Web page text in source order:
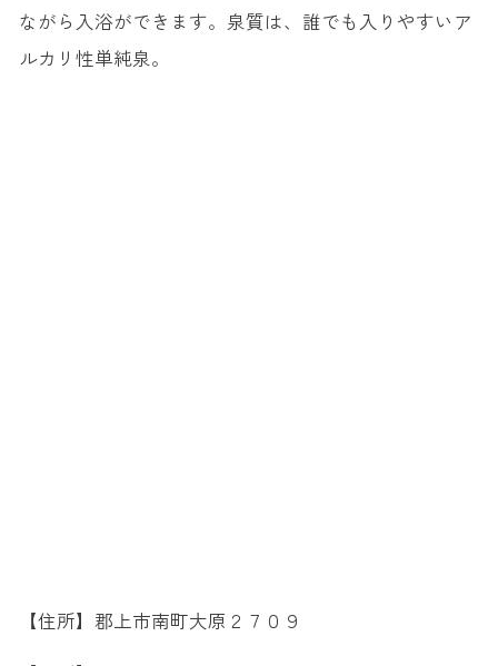
ながら入浴ができます。泉質は、誰でも入りやすいア
ルカリ性単純泉。
【住所】郡上市南町大原２７０９